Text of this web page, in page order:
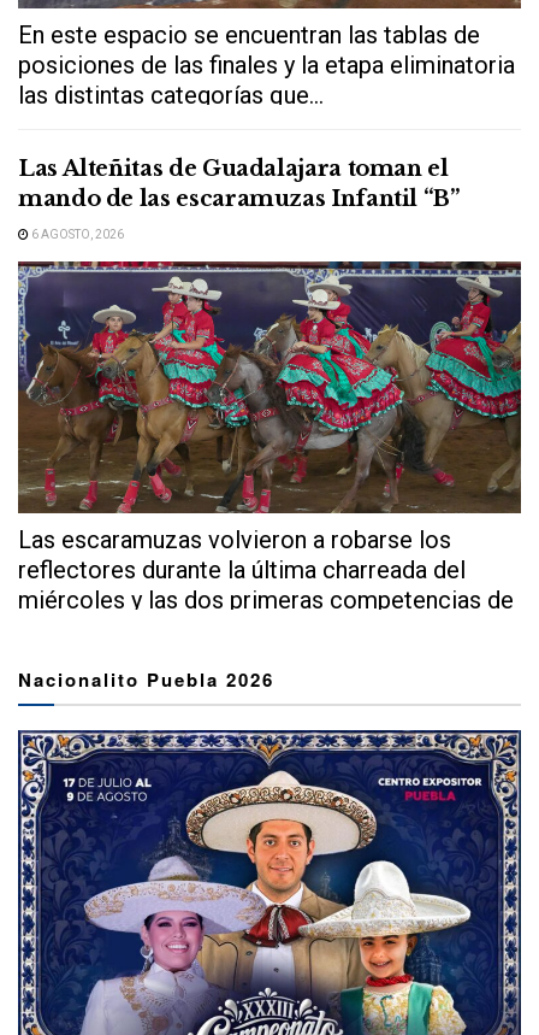
En este espacio se encuentran las tablas de
posiciones de las finales y la etapa eliminatoria
las distintas categorías que...
Las Alteñitas de Guadalajara toman el
mando de las escaramuzas Infantil “B”
6 AGOSTO, 2026
Las escaramuzas volvieron a robarse los
reflectores durante la última charreada del
miércoles y las dos primeras competencias de
Nacionalito Puebla 2026